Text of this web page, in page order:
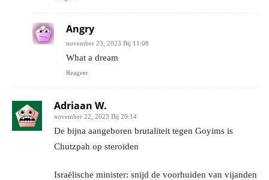
Angry
november 23, 2023 Bij 11:08
What a dream
Reageer
Adriaan W.
november 22, 2023 Bij 20:14
De bijna aangeboren brutaliteit tegen Goyims is
Chutzpah op steroïden
Israëlische minister: snijd de voorhuiden van vijanden